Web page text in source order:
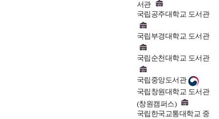
서관
국립공주대학교 도서관
국립부경대학교 도서관
국립순천대학교 도서관
국립중앙도서관
국립창원대학교 도서관
(창원캠퍼스)
국립한국교통대학교 중